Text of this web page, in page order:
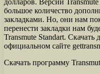
большое количество
закладками. Но, они нам
перенести закладки нам
Transmute Standart.
официальном сайте
Скачать программу